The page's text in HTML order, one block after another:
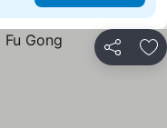
Compartir